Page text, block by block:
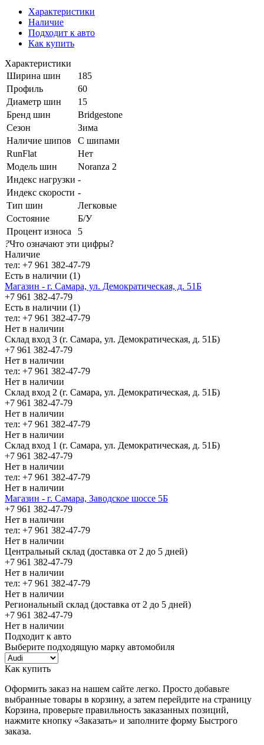
Характеристики
Наличие
Подходит к авто
Как купить
Характеристики
Ширина шин
185
Профиль
60
Диаметр шин
15
Бренд шин
Bridgestone
Сезон
Зима
Наличие шипов
С шипами
RunFlat
Нет
Модель шин
Noranza 2
Индекс нагрузки -
Индекс скорости -
Тип шин
Легковые
Состояние
Б/У
Процент износа
5
?Что означают эти цифры?
Наличие
тел: +7 961 382-47-79
Есть в наличии (1)
Магазин - г. Самара, ул. Демократическая, д. 51Б
+7 961 382-47-79
Есть в наличии (1)
тел: +7 961 382-47-79
Нет в наличии
Склад вход 3 (г. Самара, ул. Демократическая, д. 51Б)
+7 961 382-47-79
Нет в наличии
тел: +7 961 382-47-79
Нет в наличии
Склад вход 2 (г. Самара, ул. Демократическая, д. 51Б)
+7 961 382-47-79
Нет в наличии
тел: +7 961 382-47-79
Нет в наличии
Склад вход 1 (г. Самара, ул. Демократическая, д. 51Б)
+7 961 382-47-79
Нет в наличии
тел: +7 961 382-47-79
Нет в наличии
Магазин - г. Самара, Заводское шоссе 5Б
+7 961 382-47-79
Нет в наличии
тел: +7 961 382-47-79
Нет в наличии
Центральный склад (доставка от 2 до 5 дней)
+7 961 382-47-79
Нет в наличии
тел: +7 961 382-47-79
Нет в наличии
Региональный склад (доставка от 2 до 5 дней)
+7 961 382-47-79
Нет в наличии
Подходит к авто
Выберите подходящую марку автомобиля
Как купить
Оформить заказ на нашем сайте легко. Просто добавьте
выбранные товары в корзину, а затем перейдите на страницу
Корзина, проверьте правильность заказанных позиций,
нажмите кнопку «Заказать» и заполните форму Быстрого
заказа.